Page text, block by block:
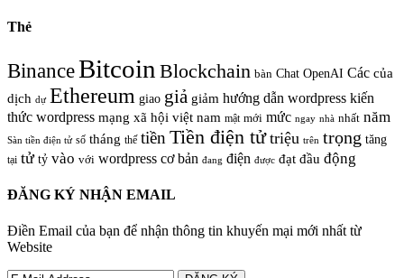
Thẻ
BinanceBitcoin Blockchain bàn Chat OpenAI Các của
dịch dự Ethereum giao giả giảm hướng dẫn wordpress kiến
thức wordpress mạng xã hội việt nam mật mới mức ngay nhà nhất năm
Sàn tiền điện tử số tháng thế tiền Tiền điện tử triệu trên trọng tăng
tại tử tỷ vào với wordpress cơ bản đang điện được đạt đầu động
ĐĂNG KÝ NHẬN EMAIL
Điền Email của bạn để nhận thông tin khuyến mại mới nhất từ
Website